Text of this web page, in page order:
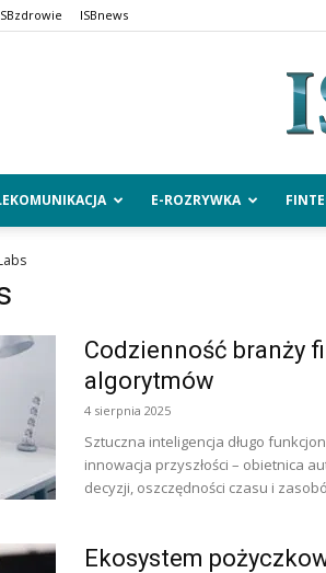
ISBnews
E-ROZRYWKA
Codzienność branży
algorytmów
4 sierpnia 2025
Sztuczna inteligencja długo
innowacja przyszłości – obietnica
decyzji, oszczędności czasu i
Ekosystem